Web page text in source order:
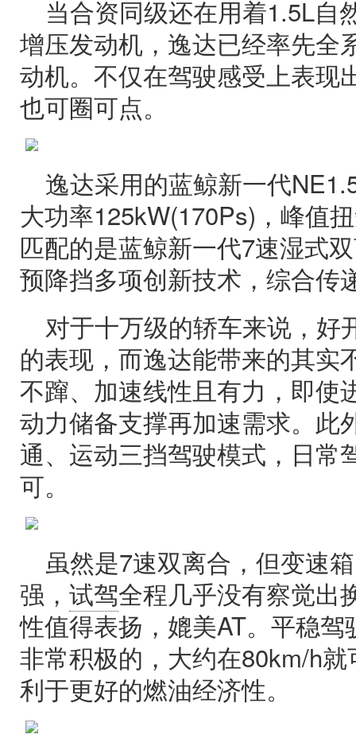
当合资同级还在用着1.5L自
增压发动机，逸达已经率先全
动机。不仅在驾驶感受上表现
也可圈可点。
逸达采用的蓝鲸新一代
大功率125kW(170Ps)，峰值
匹配的是蓝鲸新一代7速湿式
预降挡多项创新技术，综合传
对于十万级的轿车来说，好
的表现，而逸达能带来的其实
不蹿、加速线性且有力，即使
动力储备支撑再加速需求。此
通、运动三挡驾驶模式，日常
可。
虽然是7速双离合，但变速
强， 试驾全程几乎没有察觉出
性值得表扬，媲美AT。平稳
非常积极的，大约在80km/h
利于更好的燃油经济性。